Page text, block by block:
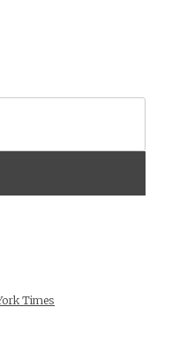
Times